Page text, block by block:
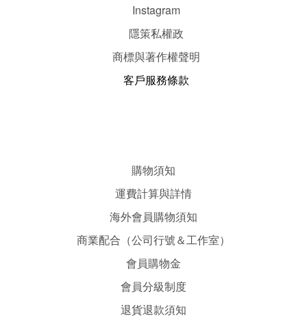
Instagram
隱策私權政
商標與著作權聲明
客戶服務條款
購物須知
運費計算與詳情
海外會員購物須知
商業配合（公司行號＆工作室）
會員購物金
會員分級制度
退貨退款須知